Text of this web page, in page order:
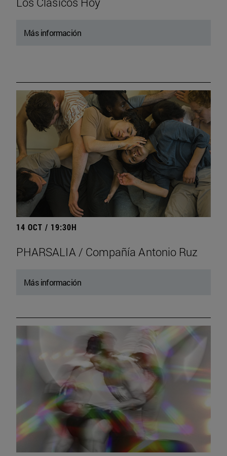
Más información
14 OCT / 19:30H
PHARSALIA / Compañía Antonio Ruz
Más información